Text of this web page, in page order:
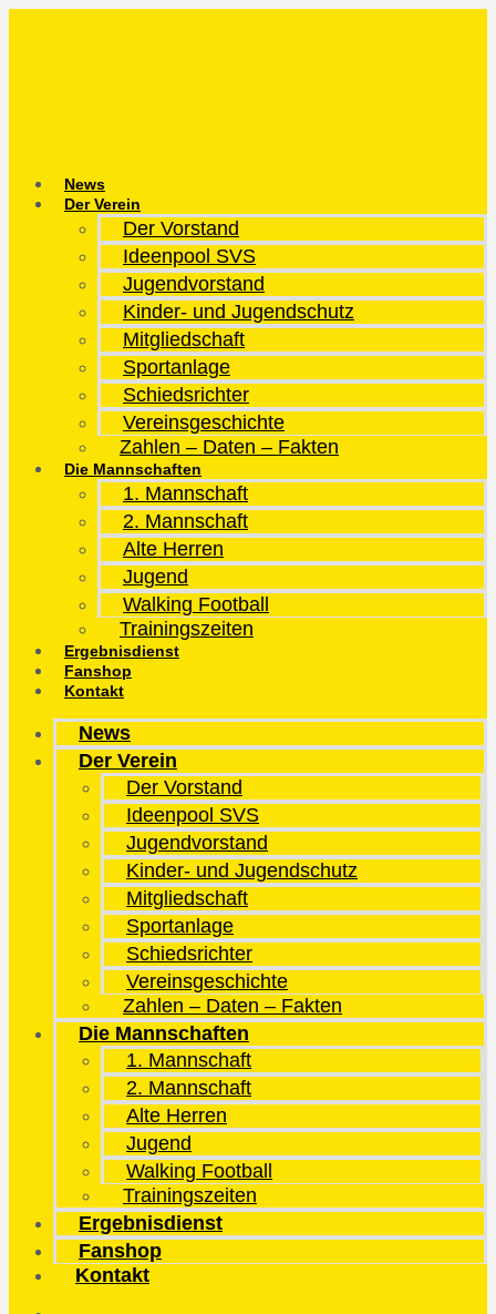
News
Der Verein
Der Vorstand
Ideenpool SVS
Jugendvorstand
Kinder- und Jugendschutz
Mitgliedschaft
Sportanlage
Schiedsrichter
Vereinsgeschichte
Zahlen – Daten – Fakten
Die Mannschaften
1. Mannschaft
2. Mannschaft
Alte Herren
Jugend
Walking Football
Trainingszeiten
Ergebnisdienst
Fanshop
Kontakt
News
Der Verein
Der Vorstand
Ideenpool SVS
Jugendvorstand
Kinder- und Jugendschutz
Mitgliedschaft
Sportanlage
Schiedsrichter
Vereinsgeschichte
Zahlen – Daten – Fakten
Die Mannschaften
1. Mannschaft
2. Mannschaft
Alte Herren
Jugend
Walking Football
Trainingszeiten
Ergebnisdienst
Fanshop
Kontakt